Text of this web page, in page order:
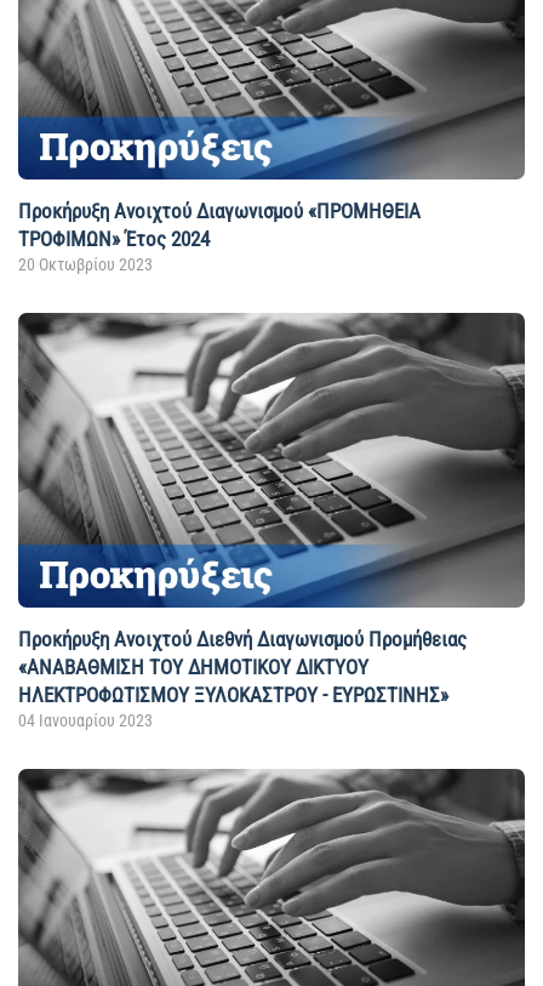
Προκήρυξη Ανοιχτού Διαγωνισμού «ΠΡΟΜΗΘΕΙΑ
ΤΡΟΦΙΜΩΝ» Έτος 2024
20 Οκτωβρίου 2023
Προκήρυξη Ανοιχτού Διεθνή Διαγωνισμού Προμήθειας
«ΑΝΑΒΑΘΜΙΣΗ ΤΟΥ ΔΗΜΟΤΙΚΟΥ ΔΙΚΤΥΟΥ
ΗΛΕΚΤΡΟΦΩΤΙΣΜΟΥ ΞΥΛΟΚΑΣΤΡΟΥ - ΕΥΡΩΣΤΙΝΗΣ»
04 Ιανουαρίου 2023